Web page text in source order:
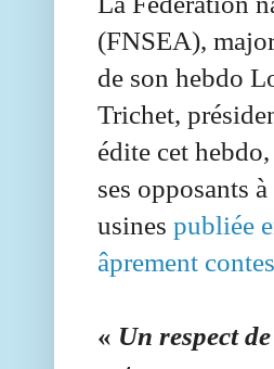
(FNSEA),
de son hebdo
Trichet,
édite cet
ses opposants
usines publiée
âprement
« Un respect